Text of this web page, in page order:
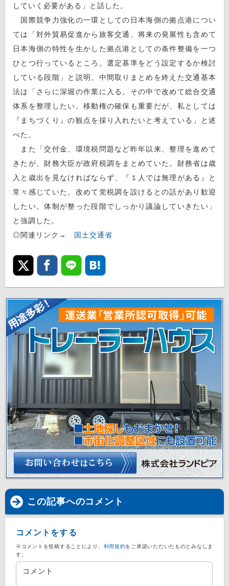
していく必要がある」と話した。
国際競争力強化の一環としての日本海側の拠点港につい
ては「対外貿易促進から旅客交通、将来の発展性も含めて
日本海側の特性を生かした拠点港としての条件整備を一つ
ひとつ行っているところ。選定基準をどう設定するか検討
している段階」と説明。中間取りまとめを終えた交通基本
法は「さらに深堀の作業に入る。その中で改めて総合交通
体系を整理したい。移動権の確保も重要だが、私としては
『まちづくり』の観点を採り入れたいと考えている」と述
べた。
また「交付金、環境税問題など昨年以来、整理を進めて
きたが、財務大臣が政府税調をまとめていた。財務省は歳
入と歳出を見なければならず、『１人では無理がある』と
常々感じていた。改めて党税調を設けるとの話があり歓迎
したい。体制が整った段階でしっかり議論していきたい」
と強調した。
◎関連リンク→ 国土交通省
この記事へのコメント
コメントをする
※コメントを投稿することにより、 利用規約をご承諾いただいたものとみなしま
す。